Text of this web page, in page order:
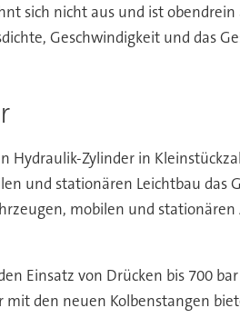
sich nicht aus und ist
Geschwindigkeit und das
Zylinder in
und stationären Leichtbau
mobilen und
Einsatz von Drücken bis 700
den neuen Kolbenstangen